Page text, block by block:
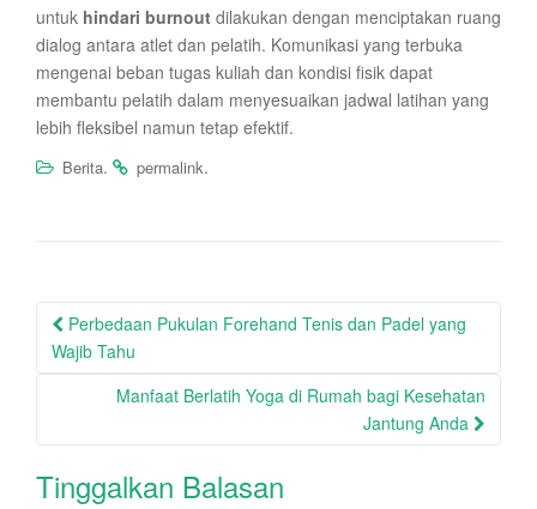
untuk hindari burnout dilakukan dengan menciptakan ruang
dialog antara atlet dan pelatih. Komunikasi yang terbuka
mengenai beban tugas kuliah dan kondisi fisik dapat
membantu pelatih dalam menyesuaikan jadwal latihan yang
lebih fleksibel namun tetap efektif.
Berita. permalink.
Post
navigation
Perbedaan Pukulan Forehand Tenis dan Padel yang
Wajib Tahu
Manfaat Berlatih Yoga di Rumah bagi Kesehatan
Jantung Anda
Tinggalkan Balasan